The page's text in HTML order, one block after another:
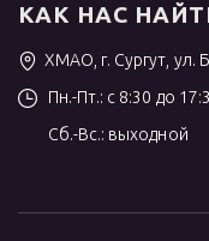
КАК НАС
ХМАО, г. Сургут, ул.
Пн.-Пт.: с 8:30 до
Сб.-Вс.: выходной